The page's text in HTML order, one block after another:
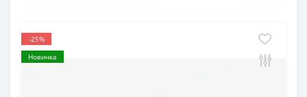
-25%
Новинка